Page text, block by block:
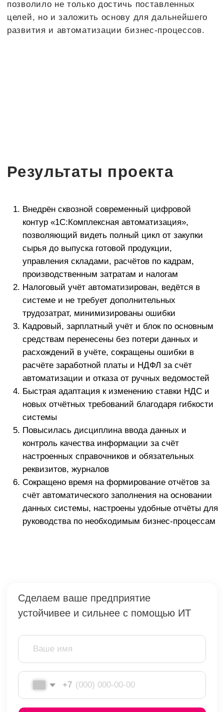
Контакты